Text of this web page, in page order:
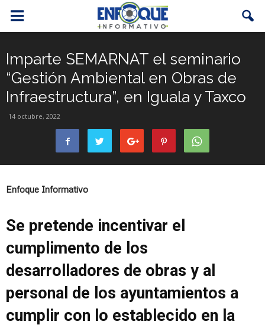
Imparte SEMARNAT el seminario
“Gestión Ambiental en Obras de
Infraestructura”, en Iguala y Taxco
14 octubre, 2022
Enfoque Informativo
Se pretende incentivar el
cumplimento de los
desarrolladores de obras y al
personal de los ayuntamientos a
cumplir con lo establecido en la